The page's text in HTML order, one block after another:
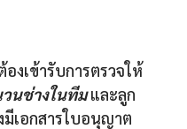
งเข้ารับการตรวจให้
นช่างในทีมและลูก
เอกสารใบอนุญาต